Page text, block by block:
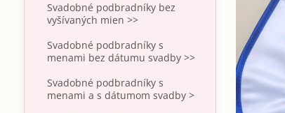
Svadobné podbradníky bez
vyšívaných mien >>
Svadobné podbradníky s
menami bez dátumu svadby >>
Svadobné podbradníky s
menami a s dátumom svadby >